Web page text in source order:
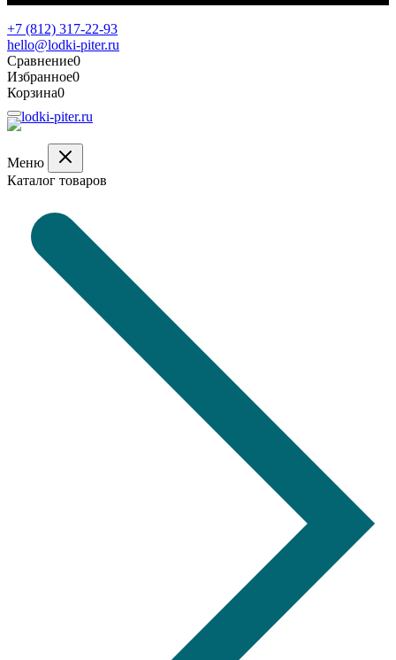
+7 (812) 317-22-93
hello@lodki-piter.ru
Сравнение0
Избранное0
Корзина0
Меню
Каталог товаров